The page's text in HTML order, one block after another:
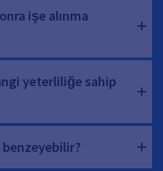
işe alınma
yeterliliğe sahip